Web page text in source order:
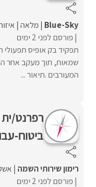
Blue-Sky מלאה
פורסם לפני 2 ימים
תפקיד בק אופיס תפעולי
שמאות, תוך מעקב אחר
המעורבים .תיאור ...
רפרנט/
ביטוח-
רימון שירותי השמה
פורסם לפני 2 ימים